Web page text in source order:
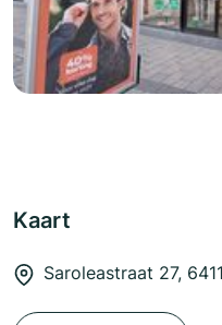
Kaart
Saroleastraat 27,